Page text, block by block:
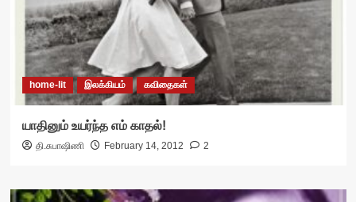
home-lit இலக்கியம் கவிதைகள்
யாதினும் உயர்ந்த எம் காதல்!
தி.சுபாஷிணி February 14, 2012 2